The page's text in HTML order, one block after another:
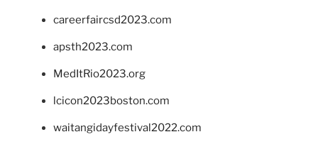
careerfaircsd2023.com
apsth2023.com
MedItRio2023.org
lcicon2023boston.com
waitangidayfestival2022.com